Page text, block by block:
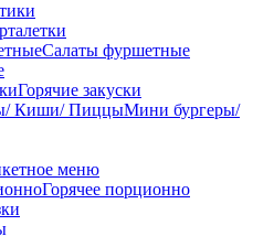
Салаты фуршетные
Горячие закуски
Мини бургеры/
меню
Горячее порционно